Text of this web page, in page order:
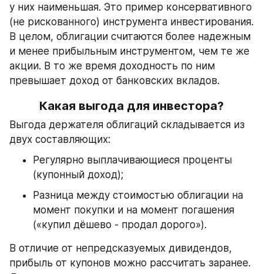
у них наименьшая. Это пример консервативного
(не рискованного) инструмента инвестирования.
В целом, облигации считаются более надежным
и менее прибыльным инструментом, чем те же
акции. В то же время доходность по ним
превышает доход от банковских вкладов.
Какая выгода для инвестора?
Выгода держателя облигаций складывается из
двух составляющих:
Регулярно выплачивающиеся проценты
(купонный доход);
Разница между стоимостью облигации на
момент покупки и на момент погашения
(«купил дёшево - продал дорого»).
В отличие от непредсказуемых дивидендов,
прибыль от купонов можно рассчитать заранее.